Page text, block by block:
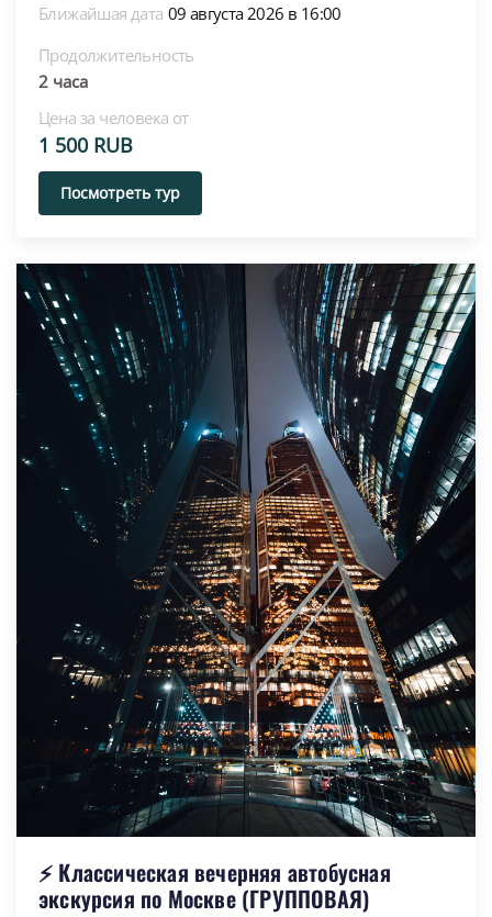
Ближайшая дата 09 августа 2026 в 16:00
Продолжительность
2 часа
Цена за человека от
1 500 RUB
Посмотреть тур
⚡ Классическая вечерняя автобусная
экскурсия по Москве (ГРУППОВАЯ)